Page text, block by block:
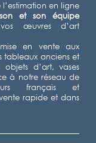
en ligne
et son équipe
œuvres d’art
en vente aux
tableaux anciens et
objets d’art, vases
à notre réseau de
français et
rapide et dans